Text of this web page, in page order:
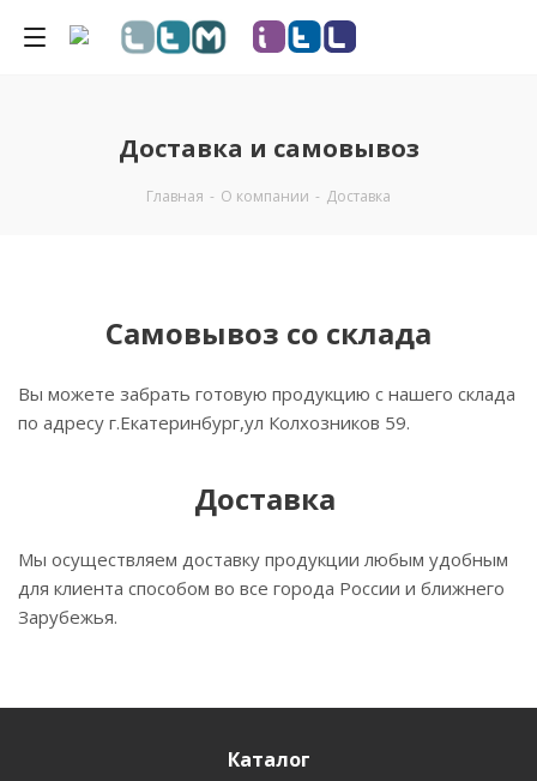
Доставка и самовывоз
Главная - О компании - Доставка
Самовывоз со склада
Вы можете забрать готовую продукцию с нашего склада
по адресу г.Екатеринбург,ул Колхозников 59.
Доставка
Мы осуществляем доставку продукции любым удобным
для клиента способом во все города России и ближнего
Зарубежья.
Каталог